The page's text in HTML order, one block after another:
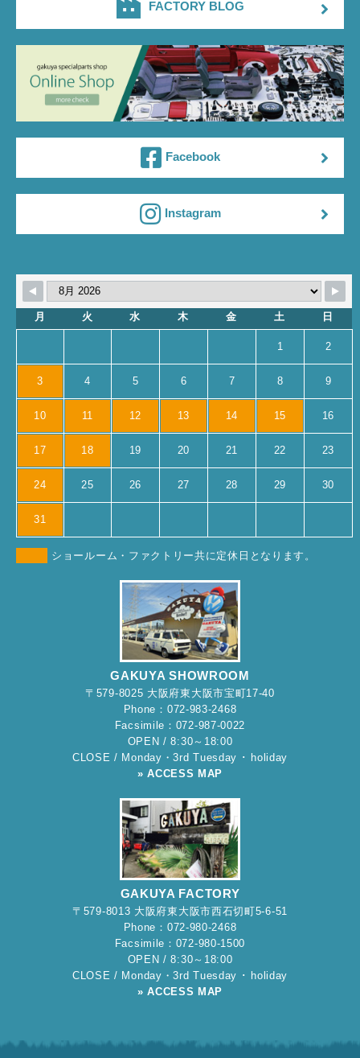
Facebook
Instagram
FACTORY BLOG
月 火 水 木 金 土 日
1 2
3 4 5 6 7 8 9
10 11 12 13 14 15 16
17 18 19 20 21 22 23
24 25 26 27 28 29 30
31
ショールーム・ファクトリー共に定休日となります。
GAKUYA SHOWROOM
〒579-8025 大阪府東大阪市宝町17-40
Phone：072-983-2468
Facsimile：072-987-0022
OPEN / 8:30～18:00
CLOSE / Monday・3rd Tuesday ･ holiday
» ACCESS MAP
GAKUYA FACTORY
〒579-8013 大阪府東大阪市西石切町5-6-51
Phone：072-980-2468
Facsimile：072-980-1500
OPEN / 8:30～18:00
CLOSE / Monday・3rd Tuesday ･ holiday
» ACCESS MAP